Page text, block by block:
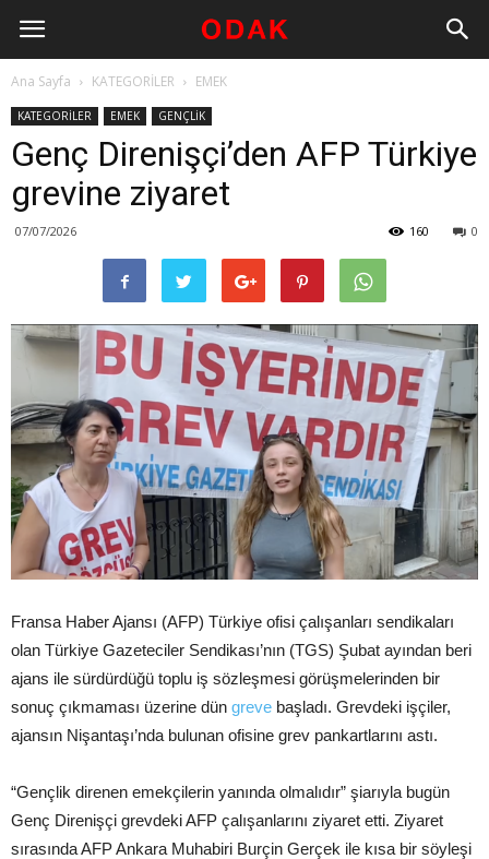
Ana Sayfa KATEGORİLER EMEK
KATEGORİLER EMEK GENÇLİK
Genç Direnişçi’den AFP Türkiye
grevine ziyaret
07/07/2026 0
160
Fransa Haber Ajansı (AFP) Türkiye ofisi çalışanları sendikaları
olan Türkiye Gazeteciler Sendikası’nın (TGS) Şubat ayından beri
ajans ile sürdürdüğü toplu iş sözleşmesi görüşmelerinden bir
sonuç çıkmaması üzerine dün greve başladı. Grevdeki işçiler,
ajansın Nişantaşı’nda bulunan ofisine grev pankartlarını astı.
“Gençlik direnen emekçilerin yanında olmalıdır” şiarıyla bugün
Genç Direnişçi grevdeki AFP çalışanlarını ziyaret etti. Ziyaret
sırasında AFP Ankara Muhabiri Burçin Gerçek ile kısa bir söyleşi